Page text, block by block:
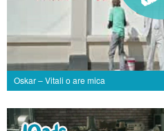
Oskar – Vitali o are mica